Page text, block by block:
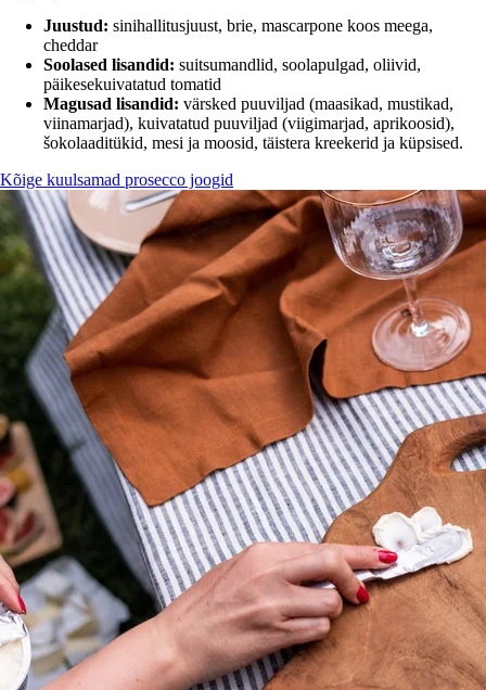
Juustud: sinihallitusjuust, brie, mascarpone koos meega,
cheddar
Soolased lisandid: suitsumandlid, soolapulgad, oliivid,
päikesekuivatatud tomatid
Magusad lisandid: värsked puuviljad (maasikad, mustikad,
viinamarjad), kuivatatud puuviljad (viigimarjad, aprikoosid),
šokolaaditükid, mesi ja moosid, täistera kreekerid ja küpsised.
Kõige kuulsamad prosecco joogid